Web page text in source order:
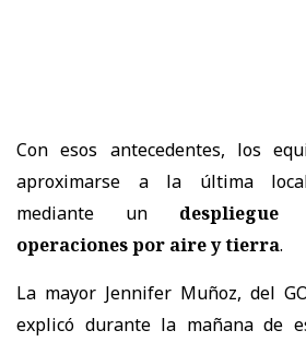
Con esos antecedentes, los
aproximarse a la última
mediante un
operaciones por aire y tierra.
La mayor Jennifer Muñoz, del
explicó durante la mañana de